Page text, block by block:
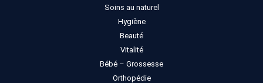
Soins au naturel
Hygiène
Beauté
Vitalité
Bébé – Grossesse
Orthopédie